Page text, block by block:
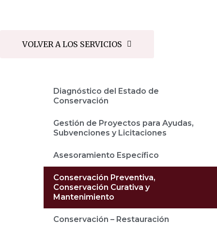
VOLVER A LOS SERVICIOS
Diagnóstico del Estado de
Conservación
Gestión de Proyectos para Ayudas,
Subvenciones y Licitaciones
Asesoramiento Específico
Conservación Preventiva,
Conservación Curativa y
Mantenimiento
Conservación – Restauración